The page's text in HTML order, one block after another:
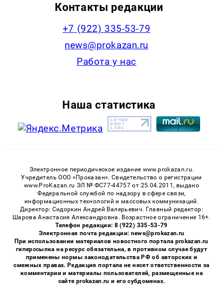
Контакты редакции
+7 (922) 335-53-79
news@prokazan.ru
Работа у нас
Наша статистика
Электронное периодическое издание www.prokazan.ru.
Учредитель ООО «Проказан». Cвидетельство о регистрации
www.ProKazan.ru ЭЛ № ФС77-44757 от 25.04.2011, выдано
Федеральной службой по надзору в сфере связи,
информационных технологий и массовых коммуникаций.
Директор: Сидоркин Андрей Валерьевич. Главный редактор:
Шарова Анастасия Александровна. Возрастное ограничение 16+.
Телефон редакции: 8 (922) 335-53-79
Электронная почта редакции: news@prokazan.ru
При использовании материалов новостного портала prokazan.ru
гиперссылка на ресурс обязательна, в противном случае будут
применены нормы законодательства РФ об авторских и
смежных правах. Редакция портала не несет ответственности за
комментарии и материалы пользователей, размещенные на
сайте prokazan.ru и его субдоменах.